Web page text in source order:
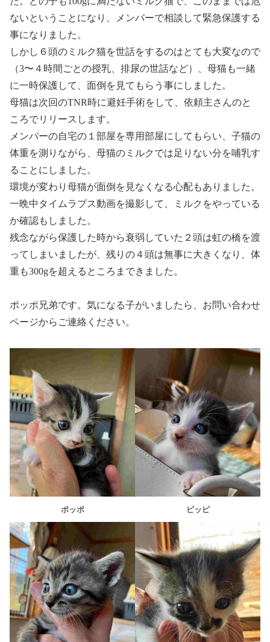
ないということになり、メンバーで相談して緊急保護する
事になりました。
しかし６頭のミルク猫を世話をするのはとても大変なので
（3〜４時間ごとの授乳、排尿の世話など）、母猫も一緒
に一時保護して、面倒を見てもらう事にしました。
母猫は次回のTNR時に避妊手術をして、依頼主さんのと
ころでリリースします。
メンバーの自宅の１部屋を専用部屋にしてもらい、子猫の
体重を測りながら、母猫のミルクでは足りない分を哺乳す
ることにしました。
環境が変わり母猫が面倒を見なくなる心配もありました。
一晩中タイムラプス動画を撮影して、ミルクをやっている
か確認もしました。
残念ながら保護した時から衰弱していた２頭は虹の橋を渡
ってしまいましたが、残りの４頭は無事に大きくなり、体
重も300gを超えるところまできました。
ポッポ兄弟です。気になる子がいましたら、お問い合わせ
ページからご連絡ください。
ポッポ ピッピ